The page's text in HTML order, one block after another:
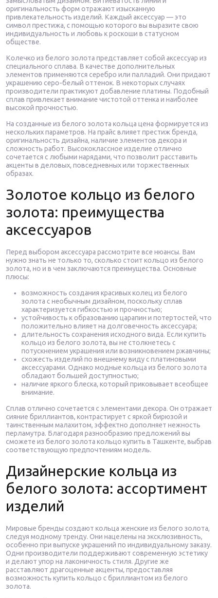
оригинальность форм отражают изысканную
привлекательность изделий. Каждый аксессуар — это
символ престижа, с помощью которого вы выразите свою
индивидуальность и любовь к роскоши в статусном
обществе.
Колечко из белого золота представляет собой аксессуар из
специального сплава. В качестве дополнительных
элементов применяются серебро или палладий. Они придают
украшению серо-белый оттенок. В некоторых случаях
производители практикуют добавление платины. Подобный
сплав привлекает внимание чистотой оттенка и наиболее
высокой прочностью.
На созданные из белого золота кольца цена формируется из
нескольких параметров. На прайс влияет престиж бренда,
оригинальность дизайна, наличие элементов декора и
сложность работ. Высококлассное изделие отлично
сочетается с любыми нарядами, что позволит расставить
акценты в деловых, повседневных или торжественных
образах.
Золотое кольцо из белого
золота: преимущества
аксессуаров
Перед выбором аксессуара рассмотрите все нюансы. Вам
нужно знать не только то, сколько стоит кольцо из белого
золота, но и в чем заключаются преимущества. Основные
плюсы:
возможность создания красивых колец из белого
золота с необычным дизайном, поскольку сплав
характеризуется гибкостью и прочностью;
устойчивость к образованию царапин и потертостей, что
положительно влияет на долговечность аксессуара;
длительность сохранения исходного вида. Если купить
кольцо из белого золота, вы не столкнетесь с
потускнением украшения или возникновением ржавчины;
схожесть изделий по внешнему виду с платиновыми
аксессуарами. Однако модные кольца из белого золота
обладают большей доступностью;
наличие яркого блеска, который приковывает всеобщее
внимание.
Сплав отлично сочетается с элементами декора. Он отражает
сияние бриллиантов, контрастирует с яркой бирюзой и
таинственным малахитом, эффектно дополняет нежность
перламутра. Благодаря разнообразию предложений вы
сможете из белого золота кольцо купить в Ташкенте, выбрав
соответствующую предпочтениям модель.
Дизайнерские кольца из
белого золота: ассортимент
изделий
Мировые бренды создают кольца женские из белого золота,
следуя модному тренду. Они нацелены на эксклюзивность,
особенно при выпуске украшений по индивидуальному заказу.
Одни производители поддерживают современную эстетику
и делают упор на лаконичность стиля. Другие же
расставляют драгоценные акценты, предоставляя
возможность купить кольцо с бриллиантом из белого
золота.